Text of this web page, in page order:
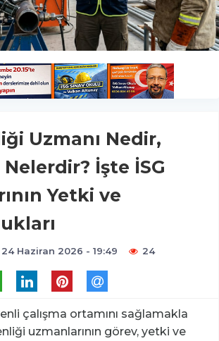
Uzmanı Nedir,
İşte İSG
Yetki ve
24 Haziran 2026 - 19:49 24
çalışma ortamını sağlamakla
uzmanlarının görev, yetki ve